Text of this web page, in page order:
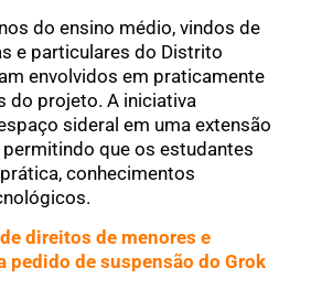
do ensino médio, vindos de
e particulares do Distrito
envolvidos em praticamente
do projeto. A iniciativa
sideral em uma extensão
permitindo que os estudantes
conhecimentos
direitos de menores e
pedido de suspensão do Grok